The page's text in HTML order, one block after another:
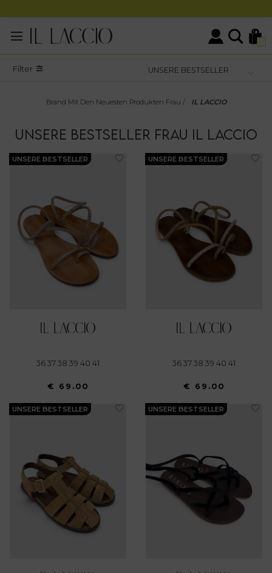
0
Filter
Brand Mit Den Neuesten Produkten Frau / IL LACCIO
UNSERE BESTSELLER FRAU IL LACCIO
UNSERE BESTSELLER
36 37 38 39 40 41
€ 69.00
UNSERE BESTSELLER
36 37 38 39 40 41
€ 69.00
UNSERE BESTSELLER UNSERE BESTSELLER